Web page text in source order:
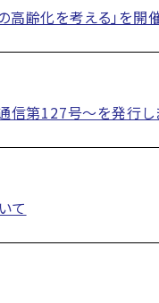
齢化を考える」を開
信第127号～を発行し
て